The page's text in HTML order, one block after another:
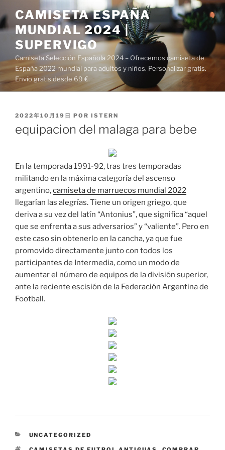
al
contenido
CAMISETA ESPAÑA
MUNDIAL 2024 |
SUPERVIGO
Camiseta Selección Española 2024 – Ofrecemos camiseta de
España 2022 mundial para adultos y niños. Personalizar gratis.
Envío gratis desde 69 €.
PUBLICADO
2022年10月19日 POR ISTERN
equipacion del malaga para bebe
En la temporada 1991-92, tras tres temporadas
militando en la máxima categoría del ascenso
argentino,camiseta de marruecos mundial 2022
llegarían las alegrías. Tiene un origen griego, que
deriva a su vez del latín “Antonius”, que significa “aquel
que se enfrenta a sus adversarios” y “valiente”. Pero en
este caso sin obtenerlo en la cancha, ya que fue
promovido directamente junto con todos los
participantes de Intermedia, como un modo de
aumentar el número de equipos de la división superior,
ante la reciente escisión de la Federación Argentina de
Football.
CATEGORÍAS
UNCATEGORIZED